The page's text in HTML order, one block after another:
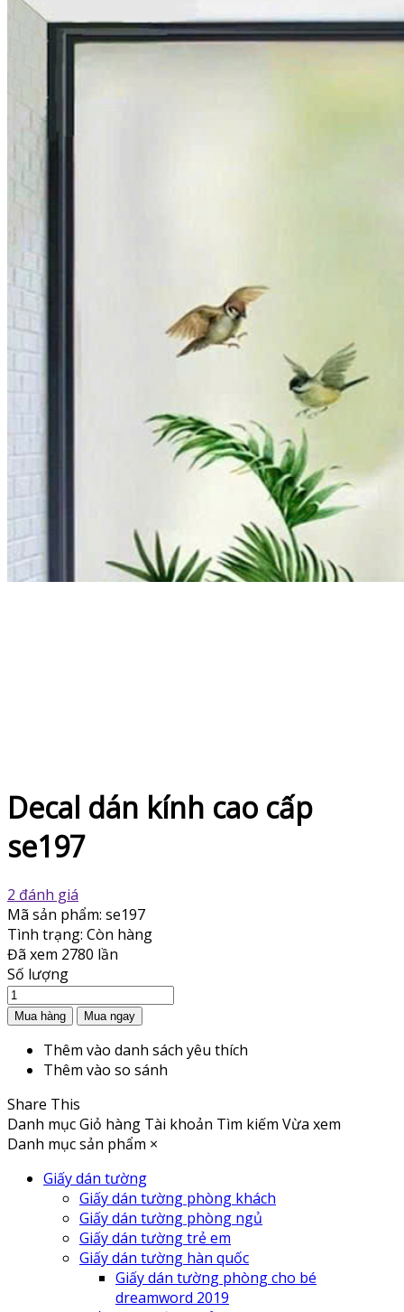
Decal dán kính cao cấp
se197
2 đánh giá
Mã sản phẩm: se197
Tình trạng: Còn hàng
Đã xem 2780 lần
Số lượng
Thêm vào danh sách yêu thích
Thêm vào so sánh
Share This
Danh mụcGiỏ hàng Tài khoản Tìm kiếm Vừa xem
Danh mục sản phẩm ×
Giấy dán tường
Giấy dán tường phòng khách
Giấy dán tường phòng ngủ
Giấy dán tường trẻ em
Giấy dán tường hàn quốc
Giấy dán tường phòng cho bé
dreamword 2019